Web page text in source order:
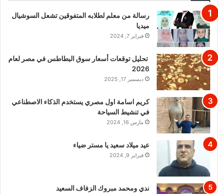
رسالة من معلم لطلابه المتفوقين تشعل السوشيال
ميديا
فبراير 7, 2024
تحليل توقعات أسعار سوق البطاطس في مصر لعام
2026
ديسمبر 17, 2025
كريم اسامة اول مصري يستخدم الذكاء الاصطناعي
في تنشيط السياحة
مارس 16, 2024
عيد ميلاد سعيد يا مستر ضياء
فبراير 9, 2024
ندي ومحمد مبروك الزفاف السعيد